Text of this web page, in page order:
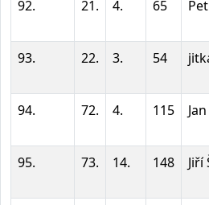
92. 21. 4. 65
93. 22. 3. 54
94. 72. 4. 115
95. 73. 14. 148 Jiří